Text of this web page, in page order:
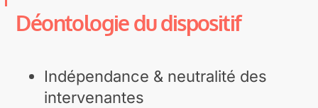
Déontologie du dispositif
Indépendance & neutralité des
intervenantes